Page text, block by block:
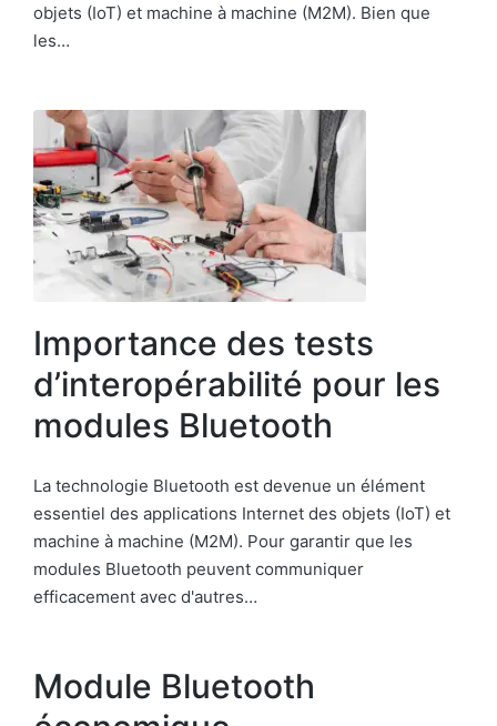
objets (IoT) et machine à machine (M2M). Bien que
les…
Importance des tests
d’interopérabilité pour les
modules Bluetooth
La technologie Bluetooth est devenue un élément
essentiel des applications Internet des objets (IoT) et
machine à machine (M2M). Pour garantir que les
modules Bluetooth peuvent communiquer
efficacement avec d'autres…
Module Bluetooth